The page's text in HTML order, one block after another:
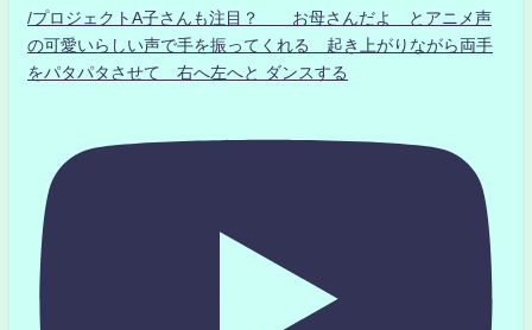
/プロジェクトA子さんも注目？ お母さんだよ とアニメ声
の可愛いらしい声で手を振ってくれる 起き上がりながら両手
をパタパタさせて 右へ左へと ダンスする